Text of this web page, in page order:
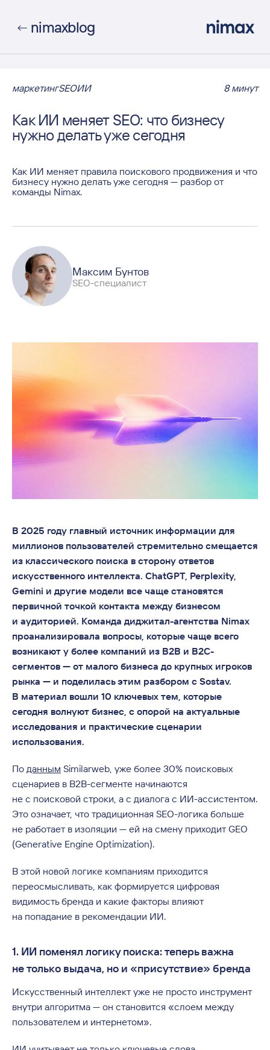
← nimaxblog
маркетингSEOИИ 8минут
Как ИИ меняет SEO: что бизнесу
нужно делать уже сегодня
Как ИИ меняет правила поискового продвижения и что
бизнесу нужно делать уже сегодня — разбор от
команды Nimax.
Максим Бунтов
SEO-специалист
В 2025 году главный источник информации для
миллионов пользователей стремительно смещается
из классического поиска в сторону ответов
искусственного интеллекта. ChatGPT, Perplexity,
Gemini и другие модели все чаще становятся
первичной точкой контакта между бизнесом
и аудиторией. Команда диджитал-агентства Nimax
проанализировала вопросы, которые чаще всего
возникают у более компаний из B2B и B2C-
сегментов — от малого бизнеса до крупных игроков
рынка — и поделилась этим разбором с Sostav.
В материал вошли 10 ключевых тем, которые
сегодня волнуют бизнес, с опорой на актуальные
исследования и практические сценарии
использования.
По данным Similarweb, уже более 30% поисковых
сценариев в B2B-сегменте начинаются
не с поисковой строки, а с диалога с ИИ-ассистентом.
Это означает, что традиционная SEO-логика больше
не работает в изоляции — ей на смену приходит GEO
(Generative Engine Optimization).
В этой новой логике компаниям приходится
переосмысливать, как формируется цифровая
видимость бренда и какие факторы влияют
на попадание в рекомендации ИИ.
1. ИИ поменял логику поиска: теперь важна
не только выдача, но и «присутствие» бренда
Искусственный интеллект уже не просто инструмент
внутри алгоритма — он становится «слоем между
пользователем и интернетом».